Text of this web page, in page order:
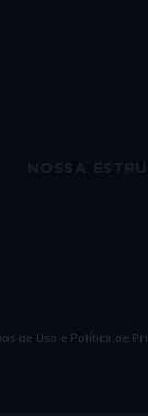
de Uso e Política de